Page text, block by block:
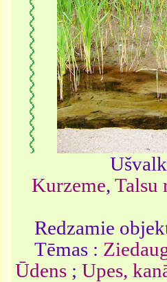
Kurzeme, Talsu
Redzamie
Tēmas :
Ūdens ; Upes,